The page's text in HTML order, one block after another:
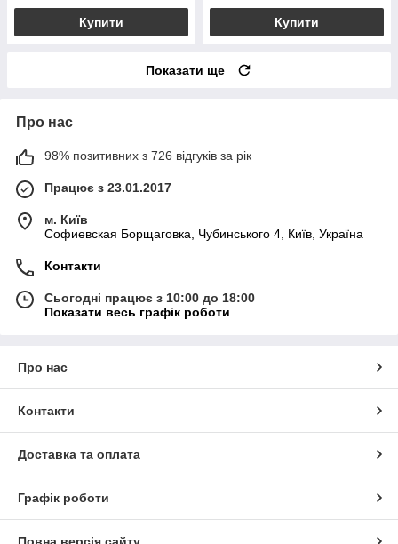
Купити Купити
Показати ще
Про нас
98% позитивних з 726 відгуків за рік
Працює з 23.01.2017
м. Київ
Софиевская Борщаговка, Чубинського 4, Київ, Україна
Контакти
Сьогодні працює з 10:00 до 18:00
Показати весь графік роботи
Про нас
Контакти
Доставка та оплата
Графік роботи
Повна версія сайту